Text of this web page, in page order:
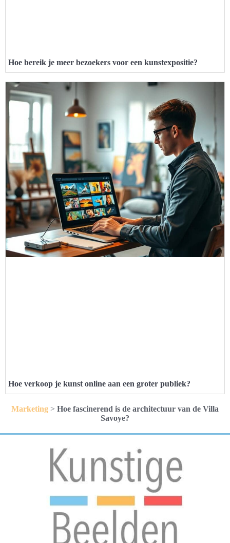
Hoe bereik je meer bezoekers voor een kunstexpositie?
Hoe verkoop je kunst online aan een groter publiek?
Marketing > Hoe fascinerend is de architectuur van de Villa
Savoye?